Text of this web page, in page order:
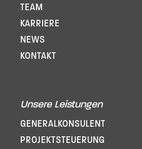
TEAM
KARRIERE
NEWS
KONTAKT
Unsere Leistungen
GENERAL­KONSULENT
PROJEKT­STEUERUNG